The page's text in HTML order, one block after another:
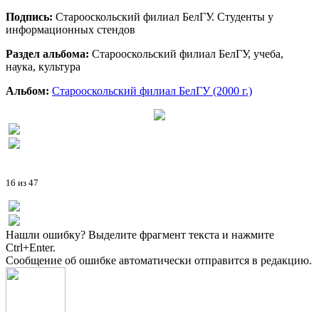
Подпись: Старооскольский филиал БелГУ. Студенты у
информационных стендов
Раздел альбома: Старооскольский филиал БелГУ, учеба,
наука, культура
Альбом: Старооскольский филиал БелГУ (2000 г.)
16 из 47
Нашли ошибку? Выделите фрагмент текста и нажмите
Ctrl+Enter.
Сообщение об ошибке автоматически отправится в редакцию.